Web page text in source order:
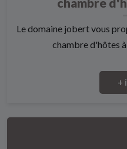
Le domaine jobert vous
chambre d'hôtes à
+